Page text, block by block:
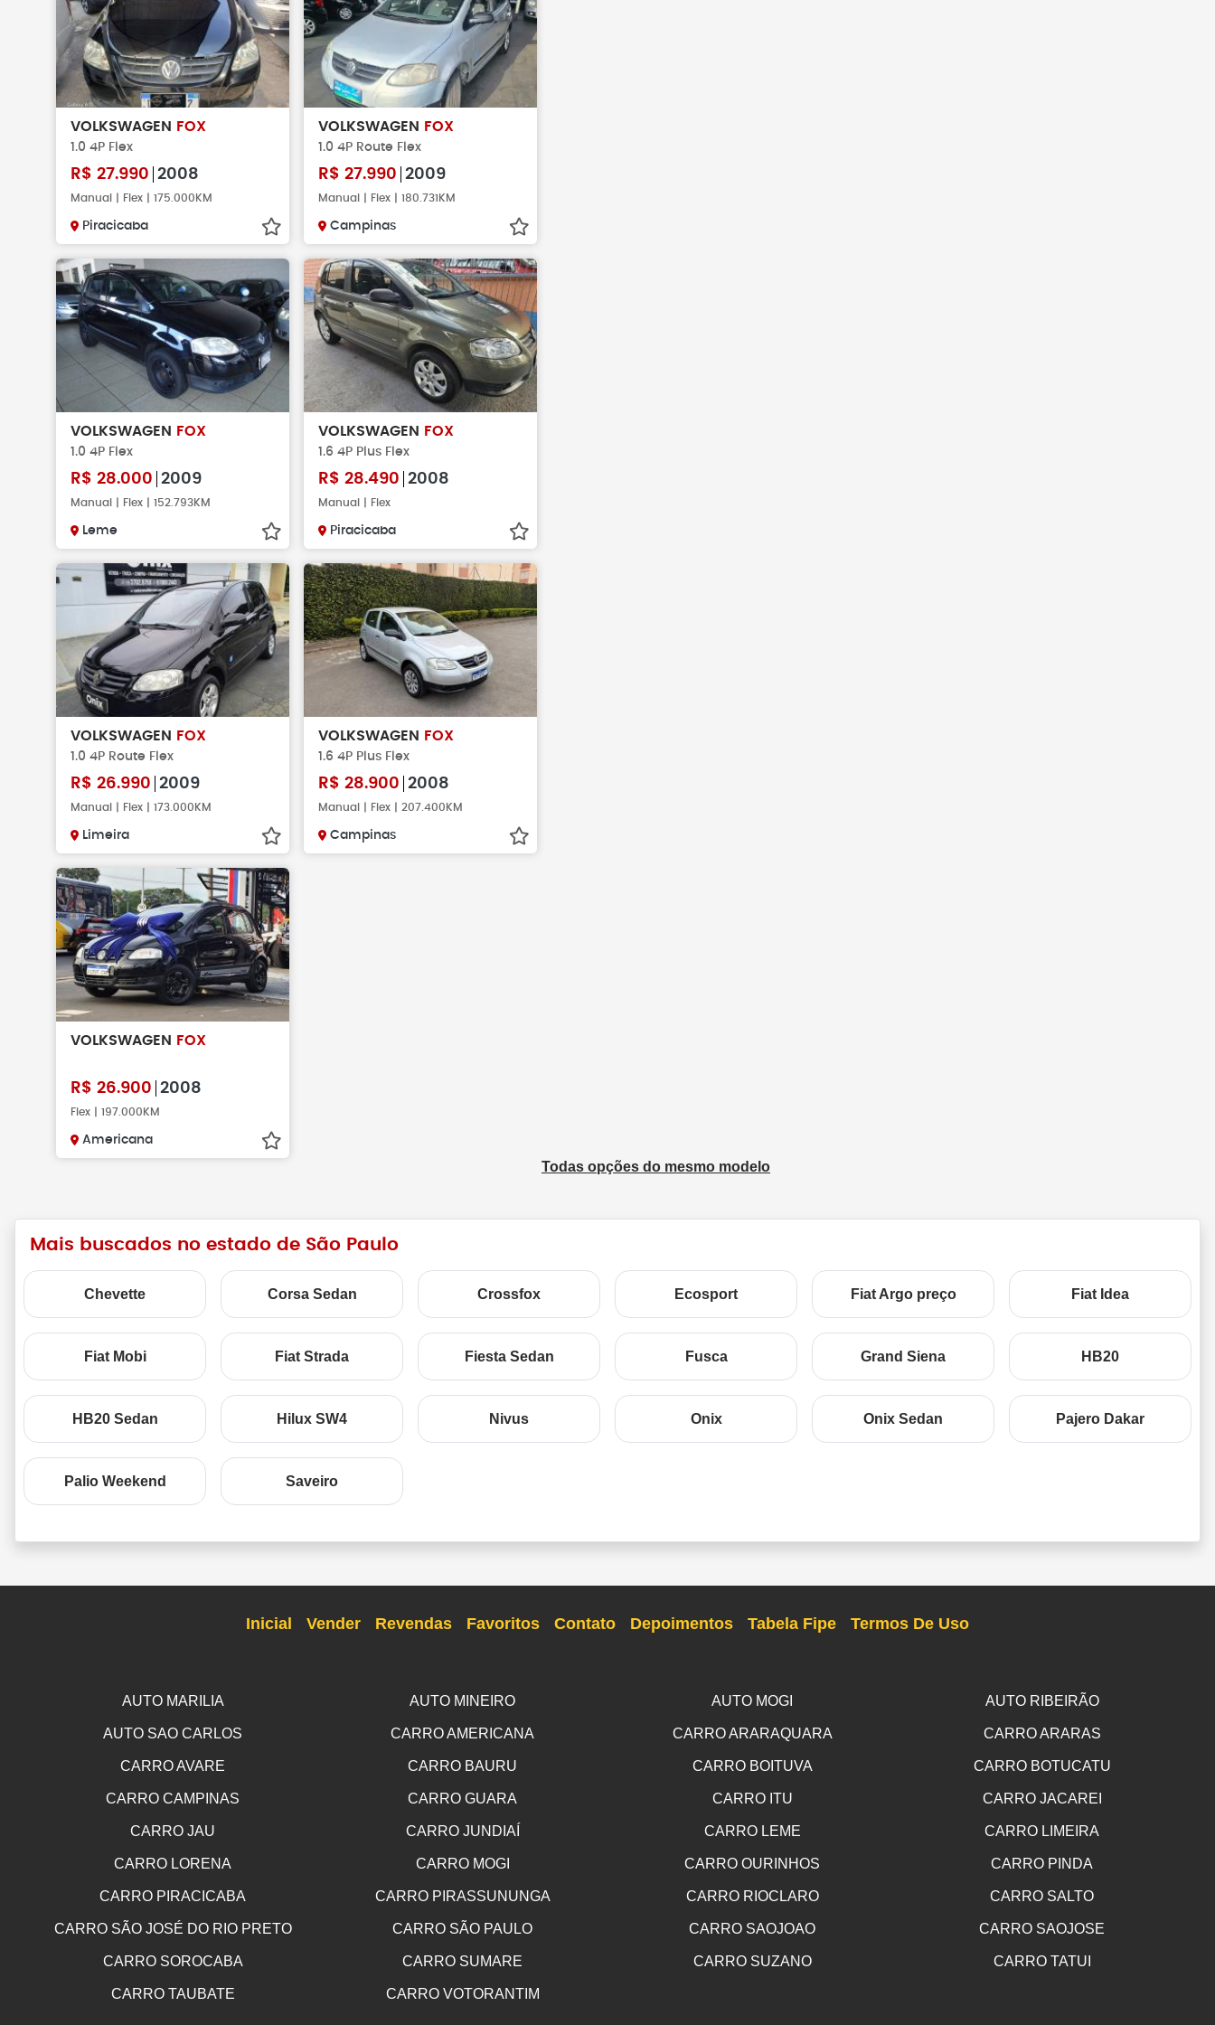
VOLKSWAGEN FOX
1.0 4P Flex
R$ 27.990 2008
Manual | Flex | 175.000KM
Piracicaba
VOLKSWAGEN FOX
1.0 4P Route Flex
R$ 27.990 2009
Manual | Flex | 180.731KM
Campinas
VOLKSWAGEN FOX
1.0 4P Flex
R$ 28.000 2009
Manual | Flex | 152.793KM
Leme
VOLKSWAGEN FOX
1.6 4P Plus Flex
R$ 28.490 2008
Manual | Flex
Piracicaba
VOLKSWAGEN FOX
1.0 4P Route Flex
R$ 26.990 2009
Manual | Flex | 173.000KM
Limeira
VOLKSWAGEN FOX
1.6 4P Plus Flex
R$ 28.900 2008
Manual | Flex | 207.400KM
Campinas
VOLKSWAGEN FOX
R$ 26.900 2008
Flex | 197.000KM
Americana
Todas opções do mesmo modelo
Mais buscados no estado de São Paulo
Chevette Corsa Sedan Crossfox Ecosport Fiat Argo preço Fiat Idea
Fiat Mobi Fiat Strada Fiesta Sedan Fusca Grand Siena HB20
HB20 Sedan Hilux SW4 Nivus Onix Onix Sedan Pajero Dakar
Palio Weekend Saveiro
Inicial Vender Revendas Favoritos Contato Depoimentos Tabela Fipe Termos De Uso
AUTO MARILIA AUTO MINEIRO AUTO MOGI AUTO RIBEIRÃO
AUTO SAO CARLOS CARRO AMERICANA CARRO ARARAQUARA CARRO ARARAS
CARRO AVARE CARRO BAURU CARRO BOITUVA CARRO BOTUCATU
CARRO CAMPINAS CARRO GUARA CARRO ITU CARRO JACAREI
CARRO JAU CARRO JUNDIAÍ CARRO LEME CARRO LIMEIRA
CARRO LORENA CARRO MOGI CARRO OURINHOS CARRO PINDA
CARRO PIRACICABA CARRO PIRASSUNUNGA CARRO RIOCLARO CARRO SALTO
CARRO SÃO JOSÉ DO RIO PRETO CARRO SÃO PAULO CARRO SAOJOAO CARRO SAOJOSE
CARRO SOROCABA CARRO SUMARE CARRO SUZANO CARRO TATUI
CARRO TAUBATE CARRO VOTORANTIM